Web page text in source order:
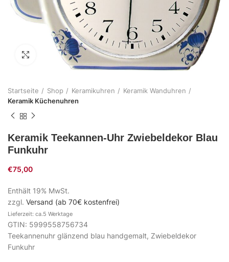
Zum Vergrößern klicken
Startseite Shop Keramikuhren
Keramik Wanduhren
Keramik Küchenuhren
Keramik Teekannen-Uhr Zwiebeldekor Blau
Funkuhr
€75,00
Enthält 19% MwSt.
zzgl. Versand (ab 70€ kostenfrei)
Lieferzeit: ca.5 Werktage
GTIN: 5999558756734
Teekannenuhr glänzend blau handgemalt, Zwiebeldekor
Funkuhr